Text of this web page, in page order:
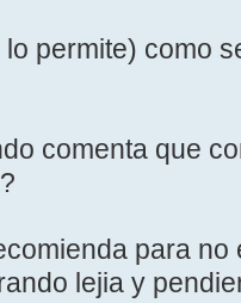
permite) como
comenta que
para
lejia y